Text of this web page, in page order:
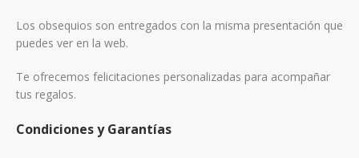
Los obsequios son entregados con la misma presentación que
puedes ver en la web.
Te ofrecemos felicitaciones personalizadas para acompañar
tus regalos.
Condiciones y Garantías